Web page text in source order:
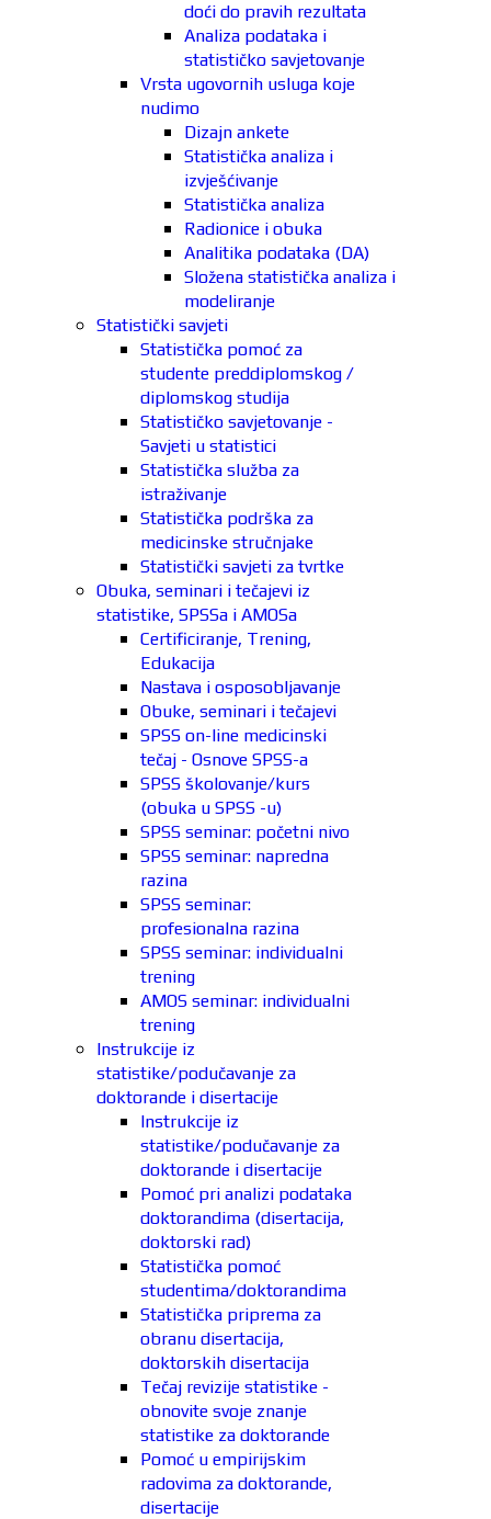
doći do pravih rezultata
Analiza podataka i
statističko savjetovanje
Vrsta ugovornih usluga koje
nudimo
Dizajn ankete
Statistička analiza i
izvješćivanje
Statistička analiza
Radionice i obuka
Analitika podataka (DA)
Složena statistička analiza i
modeliranje
Statistički savjeti
Statistička pomoć za
studente preddiplomskog /
diplomskog studija
Statističko savjetovanje -
Savjeti u statistici
Statistička služba za
istraživanje
Statistička podrška za
medicinske stručnjake
Statistički savjeti za tvrtke
Obuka, seminari i tečajevi iz
statistike, SPSSa i AMOSa
Certificiranje, Trening,
Edukacija
Nastava i osposobljavanje
Obuke, seminari i tečajevi
SPSS on-line medicinski
tečaj - Osnove SPSS-a
SPSS školovanje/kurs
(obuka u SPSS -u)
SPSS seminar: početni nivo
SPSS seminar: napredna
razina
SPSS seminar:
profesionalna razina
SPSS seminar: individualni
trening
AMOS seminar: individualni
trening
Instrukcije iz
statistike/podučavanje za
doktorande i disertacije
Instrukcije iz
statistike/podučavanje za
doktorande i disertacije
Pomoć pri analizi podataka
doktorandima (disertacija,
doktorski rad)
Statistička pomoć
studentima/doktorandima
Statistička priprema za
obranu disertacija,
doktorskih disertacija
Tečaj revizije statistike -
obnovite svoje znanje
statistike za doktorande
Pomoć u empirijskim
radovima za doktorande,
disertacije